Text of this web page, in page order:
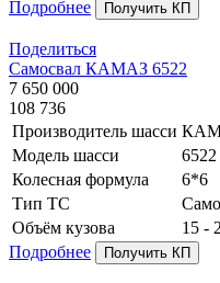
Подробнее
Получить КП
Поделиться
Самосвал КАМАЗ 6522
7 650 000
108 736
Производитель шасси
Модель шасси
6522
Колесная формула
6*6
Тип ТС
Объём кузова
15 -
Подробнее
Получить КП